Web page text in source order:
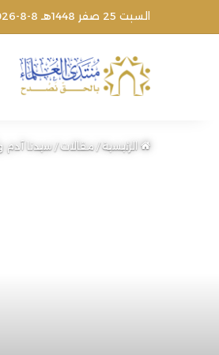
السبت 25 صفر 1448هـ 8-8-2026م
الرئيسية/مقالات/سيدنا آدم